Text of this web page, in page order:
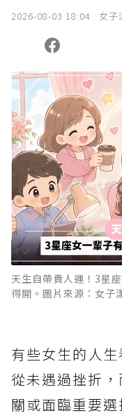
2026-08-03 18:04 女子
天生自帶貴人運！3星
得開。圖片來源：女子
有些女生的人
從未遇過挫折
關或面臨重要